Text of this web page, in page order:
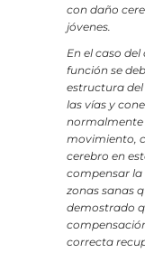
con daño
jóvenes.
En el caso
función se
estructura
las vías y
normalmente
movimiento,
cerebro en
compensar la
zonas sanas
demostrado
correcta